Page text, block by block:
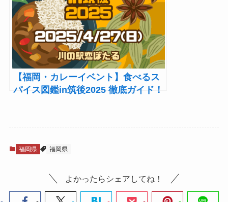
【福岡・カレーイベント】食べるス
パイス図鑑in筑後2025 徹底ガイド！
福岡県 福岡県
よかったらシェアしてね！